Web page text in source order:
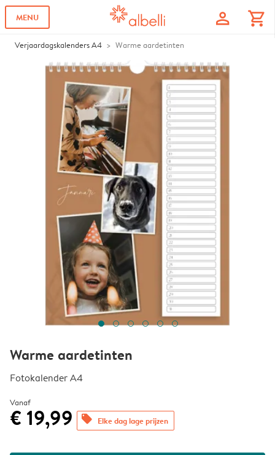
MENU profile shopping_cart
Verjaardagskalenders A4 Warme aardetinten
Warme aardetinten
Fotokalender A4
Vanaf
€ 19,99 offers Elke dag lage prijzen